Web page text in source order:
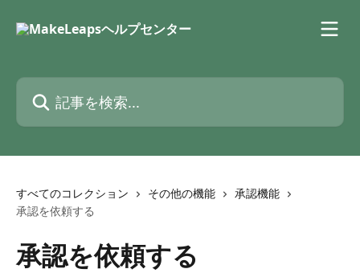
記事を検索...
すべてのコレクション その他の機能
承認機能
承認を依頼する
承認を依頼する